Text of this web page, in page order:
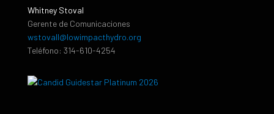
Whitney Stoval
Gerente de Comunicaciones
wstovall@lowimpacthydro.org
Teléfono: 314-610-4254